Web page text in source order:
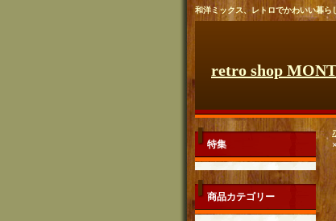
和洋ミックス、レトロでかわいい暮ら
retro shop
特集
商品カテゴリー